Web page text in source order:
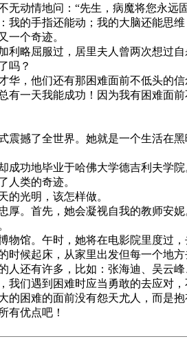
无动情地问：“先生，病魔将您永
我的手指还能动；我的大脑还能
一个奇迹。
略屈服过，居里夫人曾两次想过
吗？
，他们还有那困难面前不低头的
一天我能成功！因为我有困难面前
撼了全世界。她就是一个生活在
功地毕业于哈佛大学德吉利夫学
人类的奇迹。
光明，该怎样做。
。首先，她会凝视自我的教师安
馆。午时，她将在电影院里度过
候起床，从家里出发但每一个地
还有许多，比如：张海迪、吴云峰
们遇到困难时应当勇敢的去应对
困难的面前没有怨天尤人，而是抱
有优点吧！